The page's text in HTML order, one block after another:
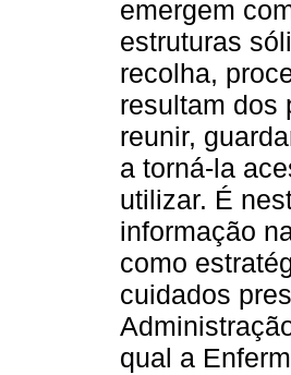
emergem
estruturas
recolha,
resultam dos
reunir,
a torná-la
utilizar. É
informação
como
cuidados
qual a